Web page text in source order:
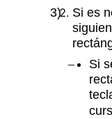
Si es
Si